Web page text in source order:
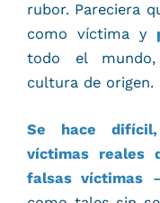
rubor. Pareciera
como víctima y
todo el mundo,
cultura de origen.
Se hace
víctimas reales
falsas víctimas–